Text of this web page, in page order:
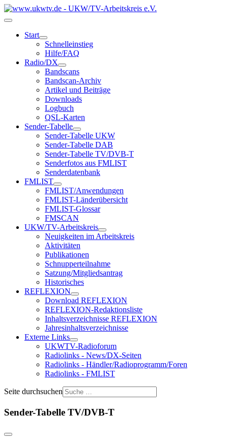
Start
Schnelleinstieg
Hilfe/FAQ
Radio/DX
Bandscans
Bandscan-Archiv
Artikel und Beiträge
Downloads
Logbuch
QSL-Karten
Sender-Tabelle
Sender-Tabelle UKW
Sender-Tabelle DAB
Sender-Tabelle TV/DVB-T
Senderfotos aus FMLIST
Senderdatenbank
FMLIST
FMLIST/Anwendungen
FMLIST-Länderübersicht
FMLIST-Glossar
FMSCAN
UKW/TV-Arbeitskreis
Neuigkeiten im Arbeitskreis
Aktivitäten
Publikationen
Schnupperteilnahme
Satzung/Mitgliedsantrag
Historisches
REFLEXION
Download REFLEXION
REFLEXION-Redaktionsliste
Inhaltsverzeichnisse REFLEXION
Jahresinhaltsverzeichnisse
Externe Links
UKWTV-Radioforum
Radiolinks - News/DX-Seiten
Radiolinks - Händler/Radioprogramm/Foren
Radiolinks - FMLIST
Seite durchsuchen
Sender-Tabelle TV/DVB-T